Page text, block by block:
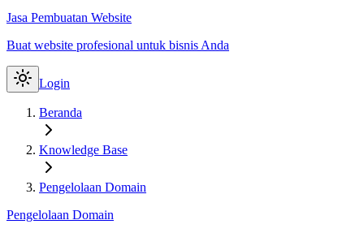
Jasa Pembuatan Website
Buat website profesional untuk bisnis Anda
Login
Beranda
Knowledge Base
Pengelolaan Domain
Pengelolaan Domain